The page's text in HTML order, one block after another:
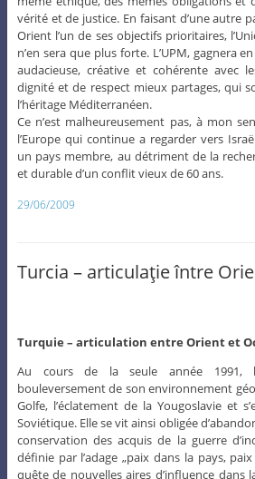
vérité et de justice. En faisant d’une autre
Orient l’un de ses objectifs prioritaires,
n’en sera que plus forte. L’UPM, gagnera
audacieuse, créative et cohérente avec
dignité et de respect mieux partages, qui
l’héritage Méditerranéen.
Ce n’est malheureusement pas, à mon
l’Europe qui continue a regarder vers
un pays membre, au détriment de la
et durable d’un conflit vieux de 60 ans.
29/06/2009
Turcia – articulaţie între
Turquie – articulation entre Orient et
Au cours de la seule année 1991,
bouleversement de son environnement
Golfe, l’éclatement de la Yougoslavie et
Soviétique. Elle se vit ainsi obligée
conservation des acquis de la guerre
définie par l’adage „paix dans la pays,
quête de nouvelles aires d’influence dans